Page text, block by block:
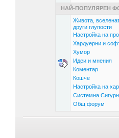
НАЙ-ПОПУЛЯРЕН
Живота,
други глупости
Настройка на
Хардуерни и
Хумор
Идеи и мнения
Коментар
Кошче
Настройка на
Системна
Общ форум